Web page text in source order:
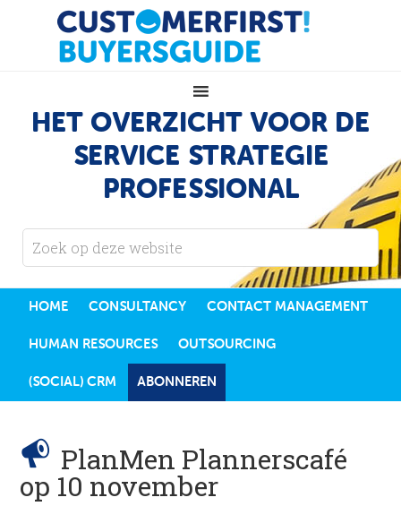
HET OVERZICHT VOOR DE
SERVICE STRATEGIE
PROFESSIONAL
HOME CONSULTANCY CONTACT MANAGEMENT
HUMAN RESOURCES OUTSOURCING
(SOCIAL) CRM ABONNEREN
PlanMen Plannerscafé
op 10 november